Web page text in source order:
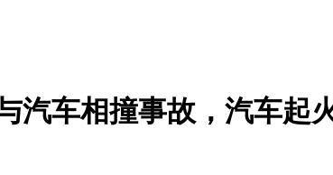
汽车相撞事故，汽车起